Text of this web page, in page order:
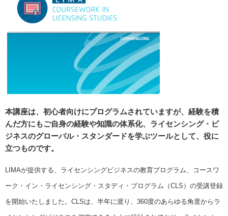
本講座は、初心者向けにプログラムされていますが、経験を積
んだ方にもご自身の経験や知識の体系化、ライセンシング・ビ
ジネスのグローバル・スタンダードを学ぶツールとして、役に
立つものです。
LIMAが提供する、ライセンシングビジネスの教育プログラム、コースワ
ーク・イン・ライセンシング・スタディ・プログラム（CLS）の受講登録
を開始いたしました。CLSは、半年に渡り、360度のあらゆる角度からラ